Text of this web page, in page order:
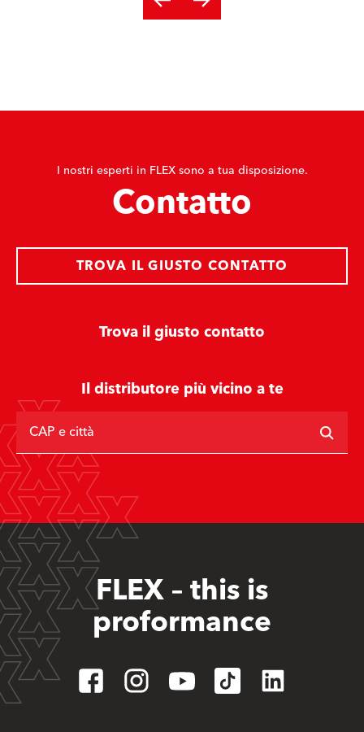
I nostri esperti in FLEX sono a tua disposizione.
Contatto
Trova il giusto contatto
TROVA IL GIUSTO CONTATTO
Il distributore più vicino a te
CAP e città
FLEX – this is
proformance